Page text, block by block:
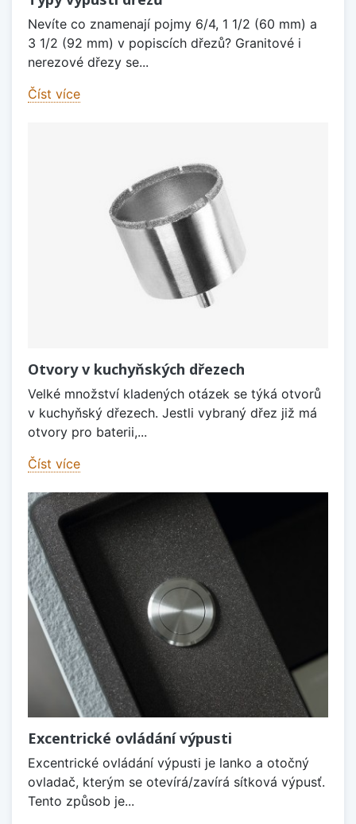
Nevíte co znamenají pojmy 6/4, 1 1/2 (60 mm) a
3 1/2 (92 mm) v popiscích dřezů? Granitové i
nerezové dřezy se...
Číst více
Otvory v kuchyňských dřezech
Velké množství kladených otázek se týká otvorů
v kuchyňský dřezech. Jestli vybraný dřez již má
otvory pro baterii,...
Číst více
Excentrické ovládání výpusti
Excentrické ovládání výpusti je lanko a otočný
ovladač, kterým se otevírá/zavírá sítková výpusť.
Tento způsob je...